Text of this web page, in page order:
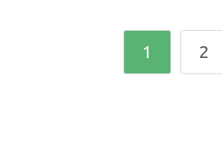
1 2